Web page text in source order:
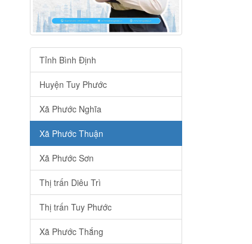
Tỉnh Bình Định
Huyện Tuy Phước
Xã Phước Nghĩa
Xã Phước Thuận
Xã Phước Sơn
Thị trấn Diêu Trì
Thị trấn Tuy Phước
Xã Phước Thắng